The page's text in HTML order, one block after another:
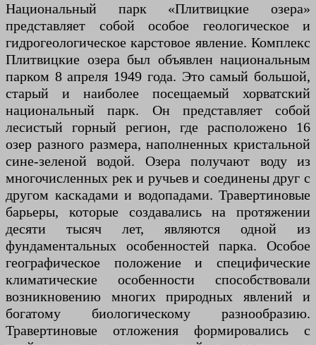
Национальный парк «Плитвицкие озера»
представляет собой особое геологическое и
гидрогеологическое карстовое явление. Комплекс
Плитвицкие озера был объявлен национальным
парком 8 апреля 1949 года. Это самый большой,
старый и наиболее посещаемый хорватский
национальный парк. Он представляет собой
лесистый горный регион, где расположено 16
озер разного размера, наполненных кристальной
сине-зеленой водой. Озера получают воду из
многочисленных рек и ручьев и соединены друг с
другом каскадами и водопадами. Травертиновые
барьеры, которые создавались на протяжении
десяти тысяч лет, являются одной из
фундаментальных особенностей парка. Особое
географическое положение и специфические
климатические особенности способствовали
возникновению многих природных явлений и
богатому биологическому разнообразию.
Травертиновые отложения формировались с